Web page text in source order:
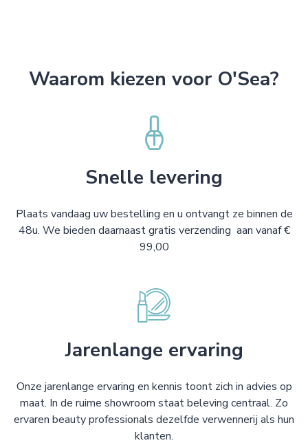
Waarom kiezen voor O'Sea?
Snelle levering
Plaats vandaag uw bestelling en u ontvangt ze binnen de
48u. We bieden daarnaast gratis verzending aan vanaf €
99,00
Jarenlange ervaring
Onze jarenlange ervaring en kennis toont zich in advies op
maat. In de ruime showroom staat beleving centraal. Zo
ervaren beauty professionals dezelfde verwennerij als hun
klanten.